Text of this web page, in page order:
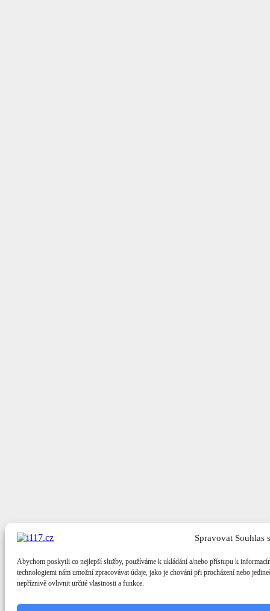
Spravovat Souhlas
Abychom poskytli co nejlepší služby, používáme k ukládání a/nebo přístupu k
technologiemi nám umožní zpracovávat údaje, jako je chování při procházení nebo
nepříznivě ovlivnit určité vlastnosti a funkce.